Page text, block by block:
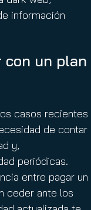
información
con un plan
casos recientes
de contar
y,
periódicas.
entre pagar un
ceder ante los